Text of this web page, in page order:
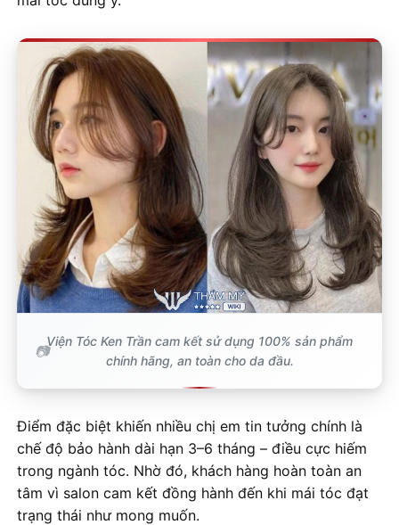
Viện Tóc Ken Trần cam kết sử dụng 100% sản phẩm
chính hãng, an toàn cho da đầu.
Điểm đặc biệt khiến nhiều chị em tin tưởng chính là
chế độ bảo hành dài hạn 3–6 tháng – điều cực hiếm
trong ngành tóc. Nhờ đó, khách hàng hoàn toàn an
tâm vì salon cam kết đồng hành đến khi mái tóc đạt
trạng thái như mong muốn.